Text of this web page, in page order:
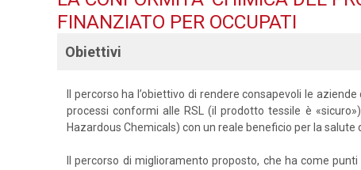
FINANZIATO PER OCCUPATI
Obiettivi
Il percorso ha l’obiettivo di rendere consapevoli le
processi conformi alle RSL (il prodotto tessile è
Hazardous Chemicals) con un reale beneficio per la salute
Il percorso di miglioramento proposto, che ha come